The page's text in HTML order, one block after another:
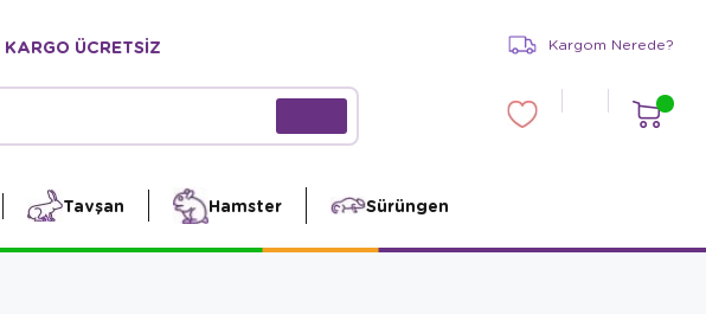
KARGO ÜCRETSİZ Kargom Nerede?
Tavşan Hamster Sürüngen